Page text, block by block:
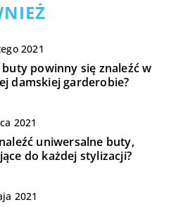
2021
buty powinny się znaleźć w
damskiej garderobie?
2021
uniwersalne buty,
do każdej stylizacji?
2021